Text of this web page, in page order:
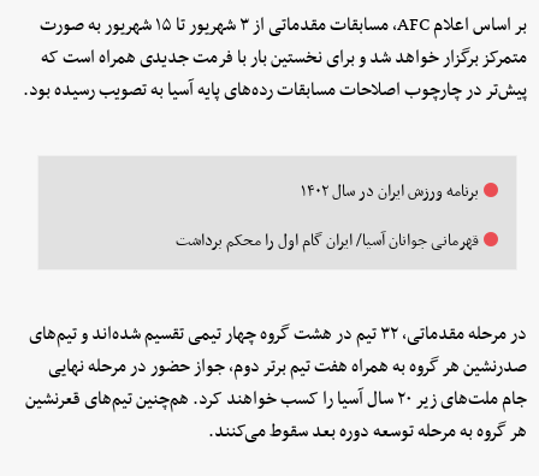
بر اساس اعلام AFC، مسابقات مقدماتی از ۳ شهریور تا ۱۵ شهریور به صورت
متمرکز برگزار خواهد شد و برای نخستین بار با فرمت جدیدی همراه است که
پیش‌تر در چارچوب اصلاحات مسابقات رده‌های پایه آسیا به تصویب رسیده بود.
برنامه ورزش ایران در سال ۱۴۰۲
قهرمانی جوانان آسیا/ ایران گام اول را محکم برداشت
در مرحله مقدماتی، ۳۲ تیم در هشت گروه چهار تیمی تقسیم شده‌اند و تیم‌های
صدرنشین هر گروه به همراه هفت تیم برتر دوم، جواز حضور در مرحله نهایی
جام ملت‌های زیر ۲۰ سال آسیا را کسب خواهند کرد. هم‌چنین تیم‌های قعرنشین
هر گروه به مرحله توسعه دوره بعد سقوط می‌کنند.